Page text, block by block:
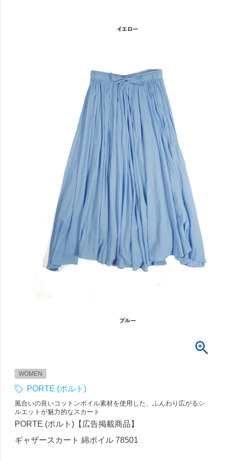
WOMEN
PORTE (ポルト)
風合いの良いコットンボイル素材を使用した、ふんわり広がるシ
ルエットが魅力的なスカート
PORTE (ポルト)【広告掲載商品】
ギャザースカート 綿ボイル 78501